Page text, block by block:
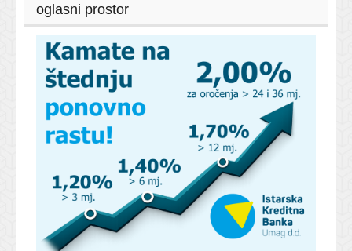
oglasni prostor